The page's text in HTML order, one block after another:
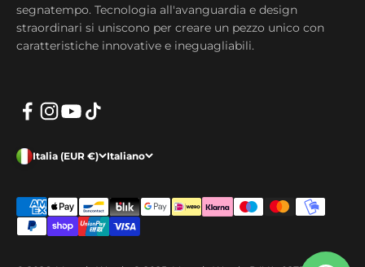
segnatempo. Tecnologia all'avanguardia e design
straordinari si uniscono per creare un pezzo unico con
caratteristiche innovative e ineguagliabili.
Italia (EUR €) Italiano